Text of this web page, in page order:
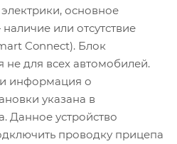
основное
или отсутствие
Connect). Блок
не для всех автомобилей.
информация о
указана в
Данное устройство
проводку прицепа